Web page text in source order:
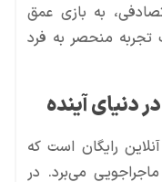
به بازی عمق
تجربه منحصر به فرد
دنیای آینده
رایگان است که
می‌برد. در